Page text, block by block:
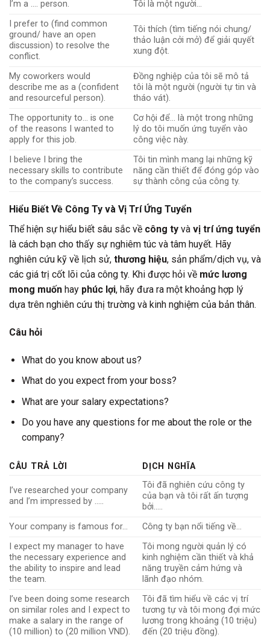
I’m a …. person.
Tôi là một người…
I prefer to (find common
ground/ have an open
discussion) to resolve the
conflict.
Tôi thích (tìm tiếng nói chung/
thảo luận cởi mở) để giải quyết
xung đột.
My coworkers would
describe me as a (confident
and resourceful person).
Đồng nghiệp của tôi sẽ mô tả
tôi là một người (người tự tin và
tháo vát).
The opportunity to… is one
of the reasons I wanted to
apply for this job.
Cơ hội để… là một trong những
lý do tôi muốn ứng tuyển vào
công việc này.
I believe I bring the
necessary skills to contribute
to the company’s success.
Tôi tin mình mang lại những kỹ
năng cần thiết để đóng góp vào
sự thành công của công ty.
Hiểu Biết Về Công Ty và Vị Trí Ứng Tuyển
Thể hiện sự hiểu biết sâu sắc về công ty và vị trí ứng tuyển
là cách bạn cho thấy sự nghiêm túc và tâm huyết. Hãy
nghiên cứu kỹ về lịch sử, thương hiệu, sản phẩm/dịch vụ, và
các giá trị cốt lõi của công ty. Khi được hỏi về mức lương
mong muốn hay phúc lợi, hãy đưa ra một khoảng hợp lý
dựa trên nghiên cứu thị trường và kinh nghiệm của bản thân.
Câu hỏi
What do you know about us?
What do you expect from your boss?
What are your salary expectations?
Do you have any questions for me about the role or the
company?
CÂU TRẢ LỜI DỊCH NGHĨA
I’ve researched your company
and I’m impressed by …..
Tôi đã nghiên cứu công ty
của bạn và tôi rất ấn tượng
bởi…..
Your company is famous for…
Công ty bạn nổi tiếng về…
I expect my manager to have
the necessary experience and
the ability to inspire and lead
the team.
Tôi mong người quản lý có
kinh nghiệm cần thiết và khả
năng truyền cảm hứng và
lãnh đạo nhóm.
I’ve been doing some research
on similar roles and I expect to
make a salary in the range of
(10 million) to (20 million VND).
Tôi đã tìm hiểu về các vị trí
tương tự và tôi mong đợi mức
lương trong khoảng (10 triệu)
đến (20 triệu đồng).